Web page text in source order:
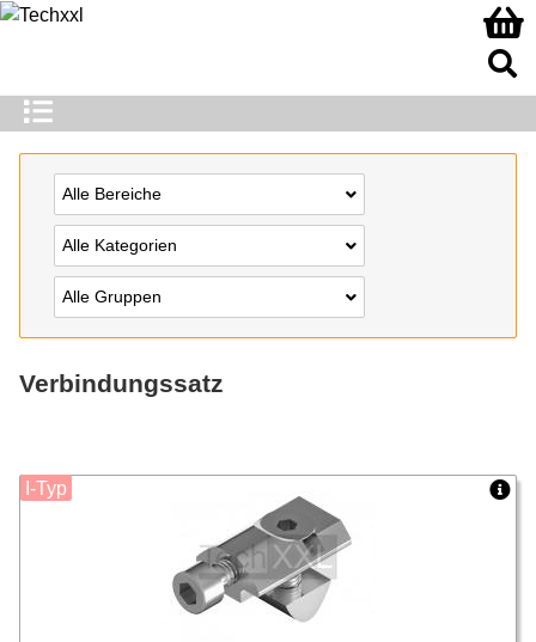
Alle Bereiche
Alle Kategorien
Alle Gruppen
Verbindungssatz
I-Typ